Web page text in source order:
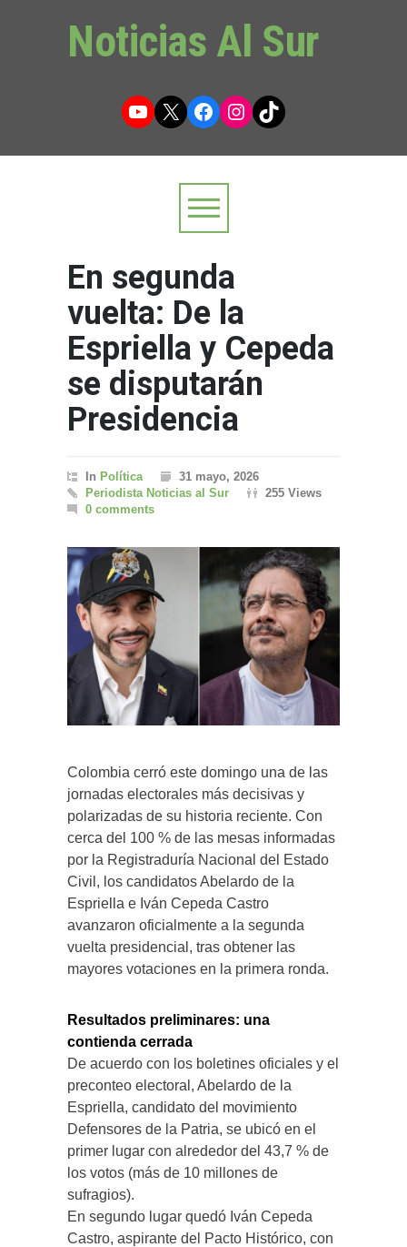
Noticias Al Sur
YouTube
X Facebook
Instagram
TikTok
En segunda
vuelta: De la
Espriella y Cepeda
se disputarán
Presidencia
In Política
31 mayo, 2026
Periodista Noticias al Sur
255 Views
0 comments
Colombia cerró este domingo una de las
jornadas electorales más decisivas y
polarizadas de su historia reciente. Con
cerca del 100 % de las mesas informadas
por la Registraduría Nacional del Estado
Civil, los candidatos Abelardo de la
Espriella e Iván Cepeda Castro
avanzaron oficialmente a la segunda
vuelta presidencial, tras obtener las
mayores votaciones en la primera ronda.
Resultados preliminares: una
contienda cerrada
De acuerdo con los boletines oficiales y el
preconteo electoral, Abelardo de la
Espriella, candidato del movimiento
Defensores de la Patria, se ubicó en el
primer lugar con alrededor del 43,7 % de
los votos (más de 10 millones de
sufragios).
En segundo lugar quedó Iván Cepeda
Castro, aspirante del Pacto Histórico, con